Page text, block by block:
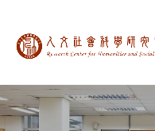
中央研究
:::